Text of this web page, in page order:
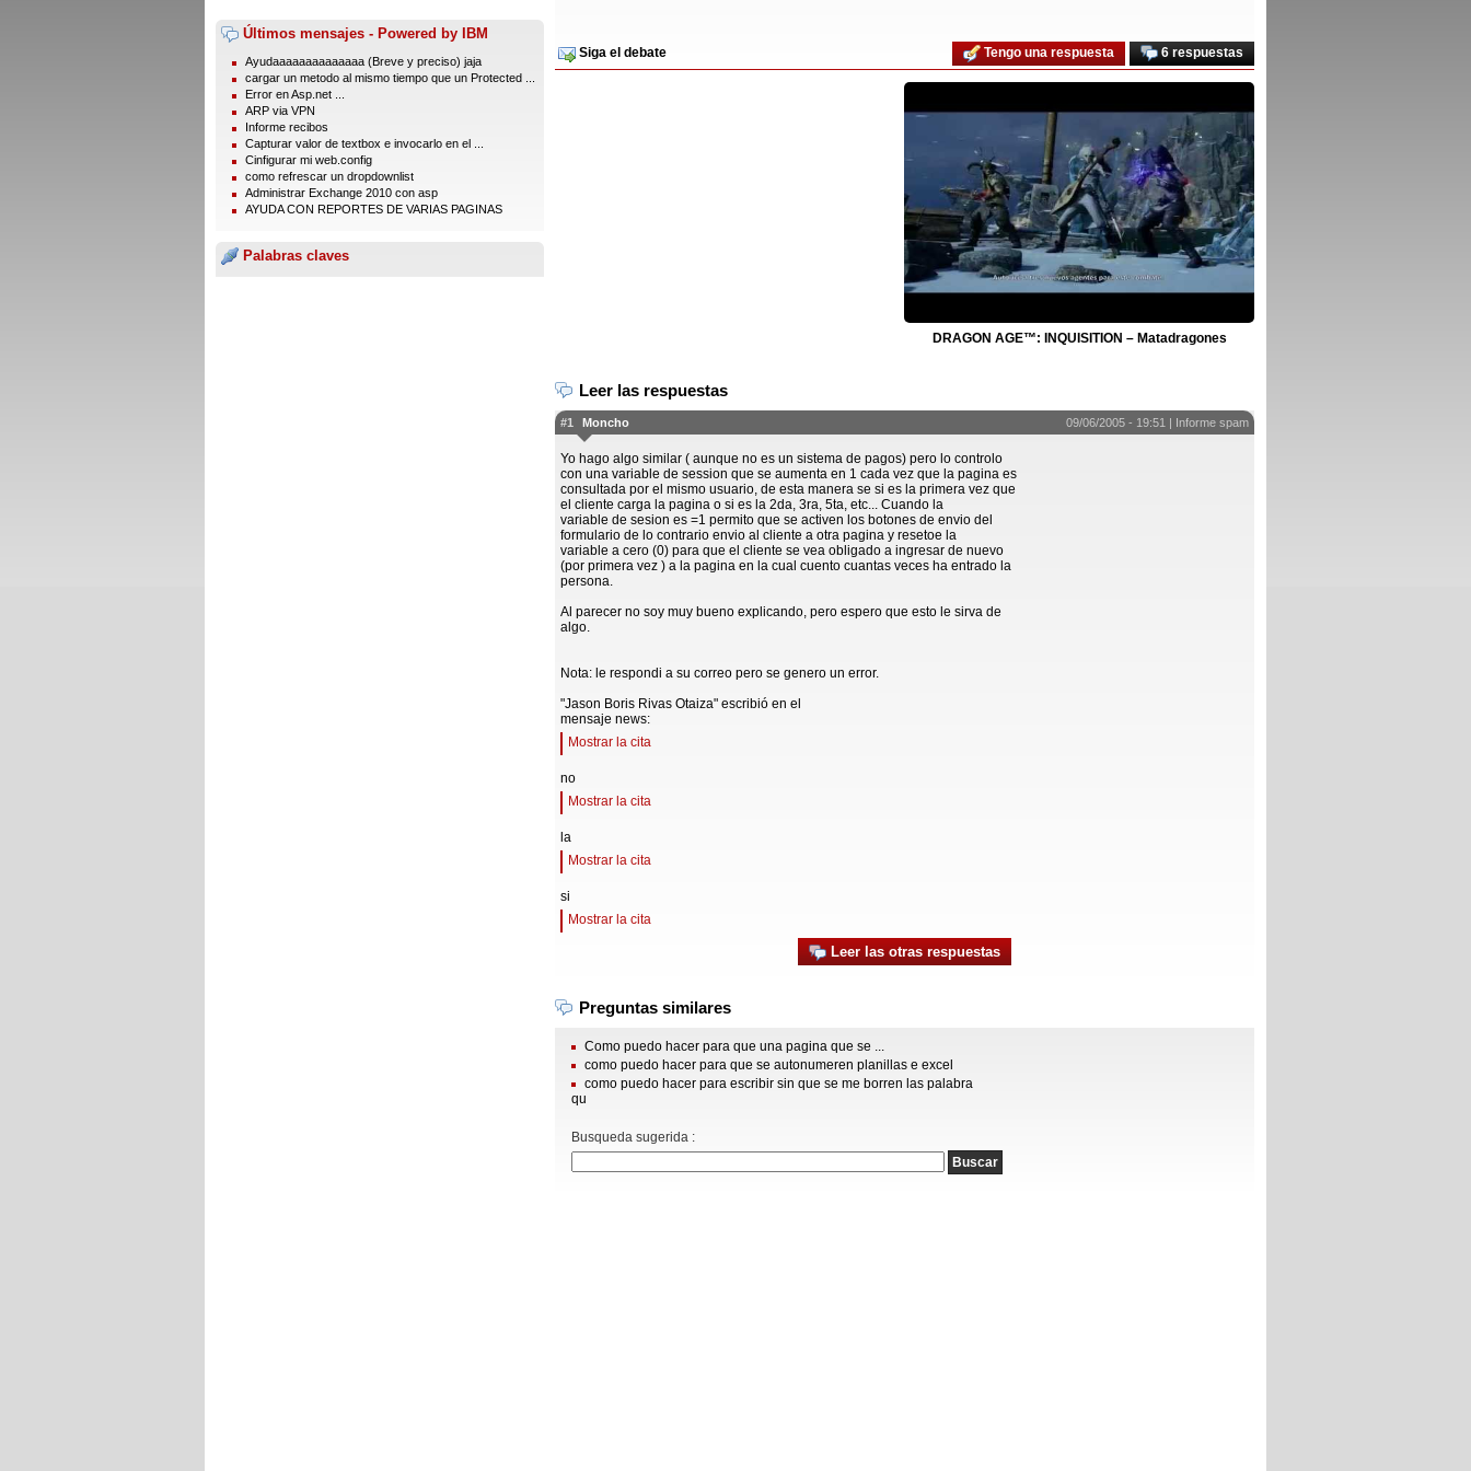
Últimos mensajes - Powered by IBM
Ayudaaaaaaaaaaaaaa (Breve y preciso) jaja
cargar un metodo al mismo tiempo que un Protected ...
Error en Asp.net ...
ARP via VPN
Informe recibos
Capturar valor de textbox e invocarlo en el ...
Cinfigurar mi web.config
como refrescar un dropdownlist
Administrar Exchange 2010 con asp
AYUDA CON REPORTES DE VARIAS PAGINAS
Palabras claves
Siga el debate 6 respuestas
Tengo una respuesta
DRAGON AGE™: INQUISITION – Matadragones
Leer las respuestas
#1 Moncho 09/06/2005 - 19:51 | Informe spam
Yo hago algo similar ( aunque no es un sistema de pagos) pero lo controlo
con una variable de session que se aumenta en 1 cada vez que la pagina es
consultada por el mismo usuario, de esta manera se si es la primera vez que
el cliente carga la pagina o si es la 2da, 3ra, 5ta, etc... Cuando la
variable de sesion es =1 permito que se activen los botones de envio del
formulario de lo contrario envio al cliente a otra pagina y resetoe la
variable a cero (0) para que el cliente se vea obligado a ingresar de nuevo
(por primera vez ) a la pagina en la cual cuento cuantas veces ha entrado la
persona.
Al parecer no soy muy bueno explicando, pero espero que esto le sirva de
algo.
Nota: le respondi a su correo pero se genero un error.
"Jason Boris Rivas Otaiza" escribió en el
mensaje news:
Mostrar la cita
no
Mostrar la cita
la
Mostrar la cita
si
Mostrar la cita
Leer las otras respuestas
Preguntas similares
Como puedo hacer para que una pagina que se ...
como puedo hacer para que se autonumeren planillas e excel
como puedo hacer para escribir sin que se me borren las palabra
qu
Busqueda sugerida :